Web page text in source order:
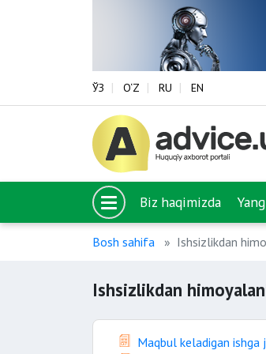
ЎЗ O‘Z RU EN
Biz haqimizda
Bosh sahifa Ishsizlikdan
Ishsizlikdan
Maqbul keladigan ishga